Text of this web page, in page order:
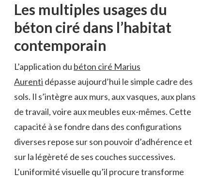
Les multiples usages du
béton ciré dans l’habitat
contemporain
L’application du béton ciré Marius
Aurenti dépasse aujourd’hui le simple cadre des
sols. Il s’intègre aux murs, aux vasques, aux plans
de travail, voire aux meubles eux-mêmes. Cette
capacité à se fondre dans des configurations
diverses repose sur son pouvoir d’adhérence et
sur la légèreté de ses couches successives.
L’uniformité visuelle qu’il procure transforme